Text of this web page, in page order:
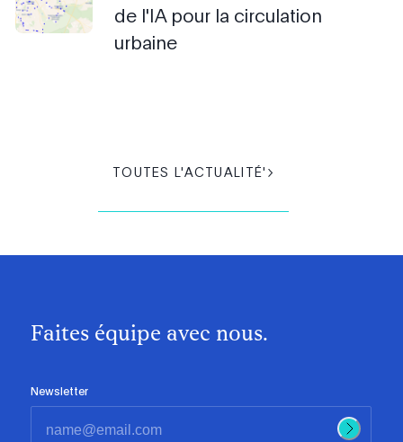
de l'IA pour la circulation
urbaine
TOUTES L'ACTUALITÉ'
Faites équipe avec nous.
Newsletter